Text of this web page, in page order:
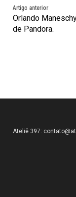
Artigo anterior
Orlando
de Pandora.
Ateliê 397: